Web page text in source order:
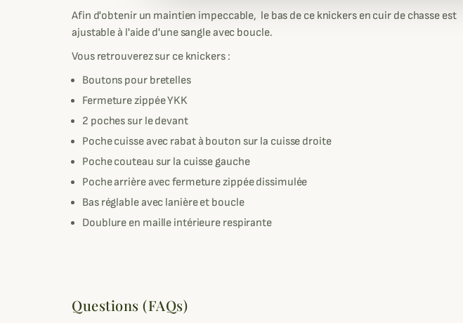
Afin d'obtenir un maintien impeccable, le bas de ce knickers en cuir de chasse est
ajustable à l'aide d'une sangle avec boucle.
Vous retrouverez sur ce knickers :
Boutons pour bretelles
Fermeture zippée YKK
2 poches sur le devant
Poche cuisse avec rabat à bouton sur la cuisse droite
Poche couteau sur la cuisse gauche
Poche arrière avec fermeture zippée dissimulée
Bas réglable avec lanière et boucle
Doublure en maille intérieure respirante
Questions (FAQs)